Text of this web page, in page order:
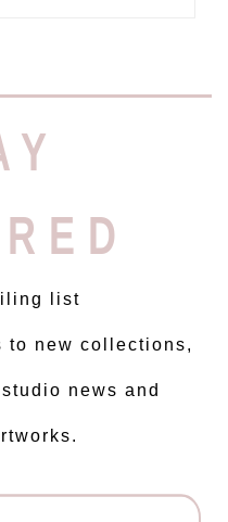
list
to new collections,
news and